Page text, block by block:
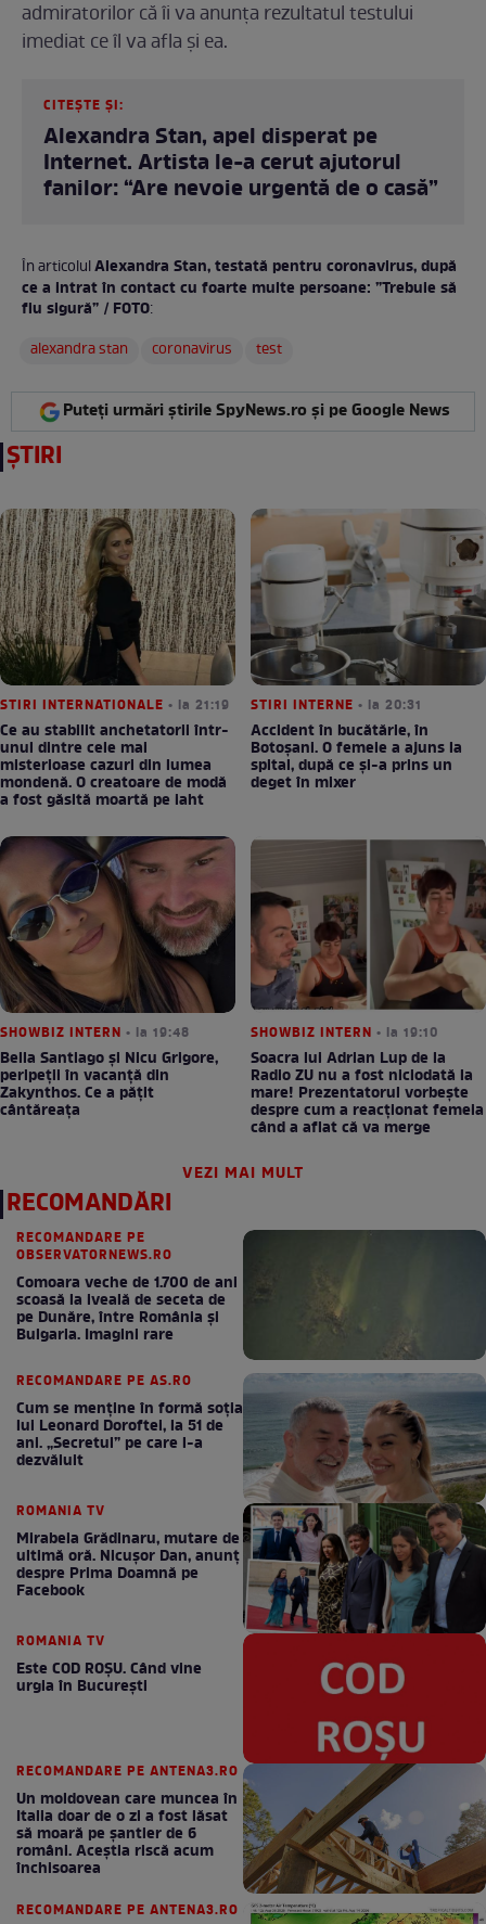
admiratorilor că îi va anunța rezultatul testului
imediat ce îl va afla și ea.
CITEȘTE ȘI:
Alexandra Stan, apel disperat pe
Internet. Artista le-a cerut ajutorul
fanilor: “Are nevoie urgentă de o casă”
În articolulAlexandra Stan, testată pentru coronavirus, după
ce a intrat în contact cu foarte multe persoane: ”Trebuie să
fiu sigură” / FOTO:
alexandra stan
coronavirus test
Puteți urmări știrile SpyNews.ro și pe Google News
ȘTIRI
STIRI INTERNATIONALE • la 21:19
Ce au stabilit anchetatorii într-
unul dintre cele mai
misterioase cazuri din lumea
mondenă. O creatoare de modă
a fost găsită moartă pe iaht
STIRI INTERNE • la 20:31
Accident în bucătărie, în
Botoșani. O femeie a ajuns la
spital, după ce și-a prins un
deget în mixer
SHOWBIZ INTERN • la 19:48
Bella Santiago și Nicu Grigore,
peripeții în vacanță din
Zakynthos. Ce a pățit
cântăreața
SHOWBIZ INTERN • la 19:10
Soacra lui Adrian Lup de la
Radio ZU nu a fost niciodată la
mare! Prezentatorul vorbește
despre cum a reacționat femeia
când a aflat că va merge
VEZI MAI MULT
RECOMANDĂRI
RECOMANDARE PE
OBSERVATORNEWS.RO
Comoara veche de 1.700 de ani
scoasă la iveală de seceta de
pe Dunăre, între România şi
Bulgaria. Imagini rare
RECOMANDARE PE AS.RO
Cum se menţine în formă soţia
lui Leonard Doroftei, la 51 de
ani. „Secretul” pe care l-a
dezvăluit
ROMANIA TV
Mirabela Grădinaru, mutare de
ultimă oră. Nicuşor Dan, anunţ
despre Prima Doamnă pe
Facebook
ROMANIA TV
Este COD ROŞU. Când vine
urgia în Bucureşti
RECOMANDARE PE ANTENA3.RO
Un moldovean care muncea în
Italia doar de o zi a fost lăsat
să moară pe şantier de 6
români. Aceștia riscă acum
închisoarea
RECOMANDARE PE ANTENA3.RO